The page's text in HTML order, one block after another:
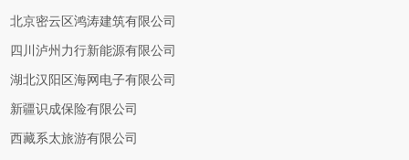
北京密云区鸿涛建筑有限公司
四川泸州力行新能源有限公司
湖北汉阳区海网电子有限公司
新疆识成保险有限公司
西藏系太旅游有限公司